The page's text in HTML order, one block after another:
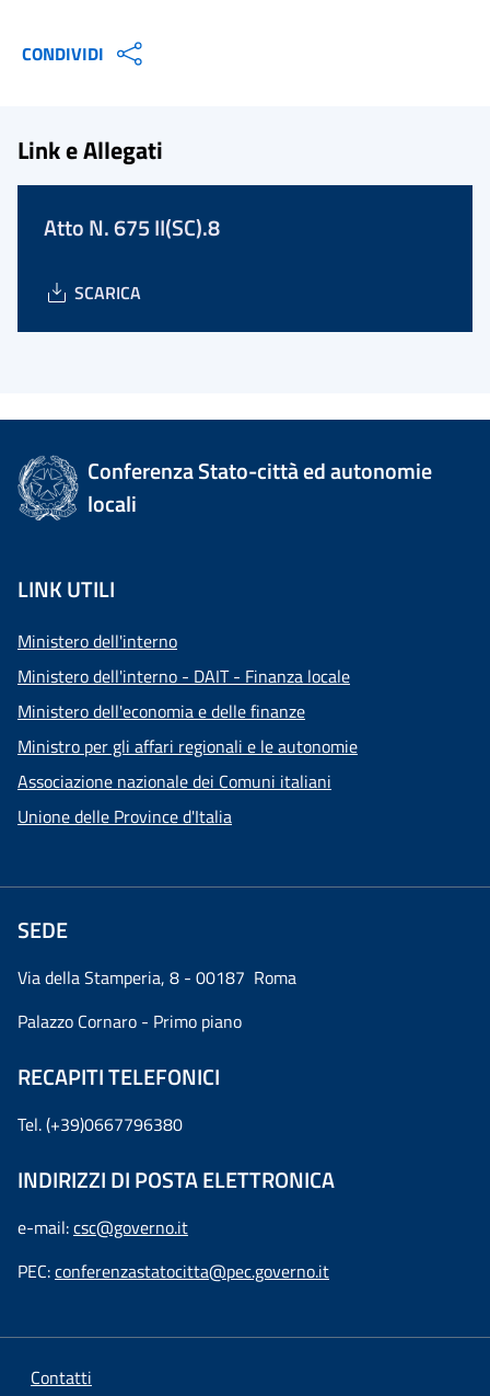
CONDIVIDI
Link e Allegati
Atto N. 675 II(SC).8
SCARICA
Conferenza Stato-città ed autonomie
locali
LINK UTILI
Ministero dell'interno
Ministero dell'interno - DAIT - Finanza locale
Ministero dell'economia e delle finanze
Ministro per gli affari regionali e le autonomie
Associazione nazionale dei Comuni italiani
Unione delle Province d'Italia
SEDE
Via della Stamperia, 8 - 00187 Roma
Palazzo Cornaro - Primo piano
RECAPITI TELEFONICI
Tel. (+39)0667796380
INDIRIZZI DI POSTA ELETTRONICA
e-mail:csc@governo.it
PEC:conferenzastatocitta@pec.governo.it
Contatti